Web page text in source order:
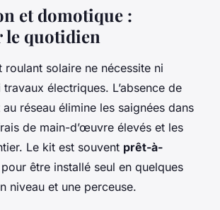
et domotique :
quotidien
roulant solaire ne nécessite ni
électriques. L’absence de
réseau élimine les saignées dans
de main-d’œuvre élevés et les
Le kit est souvent prêt-à-
être installé seul en quelques
niveau et une perceuse.